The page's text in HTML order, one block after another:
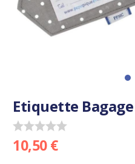
Etiquette
10,50 €